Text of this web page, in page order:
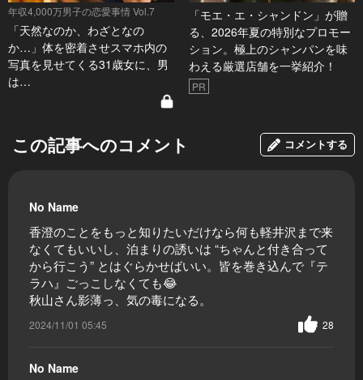
年収4,000万男子の恋愛事情 Vol.7
「天然なのか、わざとなの
か…」体を密着させスマホ内の
写真を見せてくる31歳女に、男
は…
「モエ・エ・シャンドン」が贈
る、2026年夏の特別なプロモー
ション。極上のシャンパンを味
わえる厳選店舗を一挙紹介！
PR
この記事へのコメント コメントする
No Name
香澄のことをもっと知りたいだけなら何も軽井沢まで来
なくてもいいし、泊まりの誘いは “ちゃんと付き合って
から行こう” とはぐらかせばいい。皆を巻き込んで『テ
ラハ』ごっこしなくても😂
秋山さん影薄っ、気の毒になる。
2024/11/01 05:45 28
No Name